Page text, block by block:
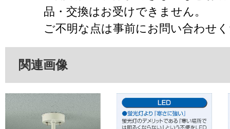
品・交換はお受けできません。
ご不明な点は事前にお問い合わせ
関連画像